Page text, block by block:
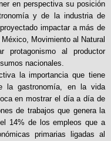
en perspectiva su posición
y de la industria de
impactar a más de
Movimiento al Natural
protagonismo al productor
nacionales.
la importancia que tiene
la gastronomía, en la vida
en mostrar el día a día de
de trabajos que genera la
14% de los empleos que a
primarias ligadas al